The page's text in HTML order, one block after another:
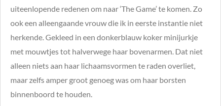
uiteenlopende redenen om naar ‘The Game’ te komen. Zo
ook een alleengaande vrouw die ik in eerste instantie niet
herkende. Gekleed in een donkerblauw koker minijurkje
met mouwtjes tot halverwege haar bovenarmen. Dat niet
alleen niets aan haar lichaamsvormen te raden overliet,
maar zelfs amper groot genoeg was om haar borsten
binnenboord te houden.